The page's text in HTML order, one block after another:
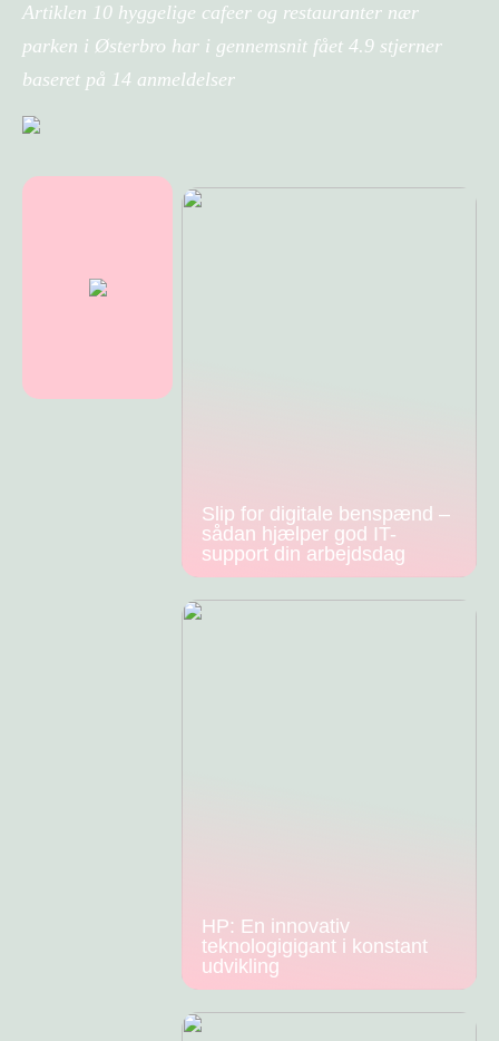
Artiklen 10 hyggelige cafeer og restauranter nær
parken i Østerbro har i gennemsnit fået 4.9 stjerner
baseret på 14 anmeldelser
Slip for digitale benspænd –
sådan hjælper god IT-
support din arbejdsdag
HP: En innovativ
teknologigigant i konstant
udvikling